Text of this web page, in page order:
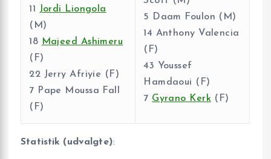
11
Jordi Liongola
(M)
18 Majeed Ashimeru
(F)
22 Jerry Afriyie (F)
7 Pape Moussa Fall
(F)
5 Daam Foulon (M)
14 Anthony Valencia
(F)
43 Youssef
Hamdaoui (F)
7 Gyrano Kerk (F)
Statistik (udvalgte):